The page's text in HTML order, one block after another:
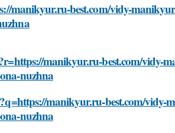
manikyur.ru-best.com/vidy-
manikyur.ru-best.com/vidy-
nuzhna
manikyur.ru-best.com/vidy-
nuzhna